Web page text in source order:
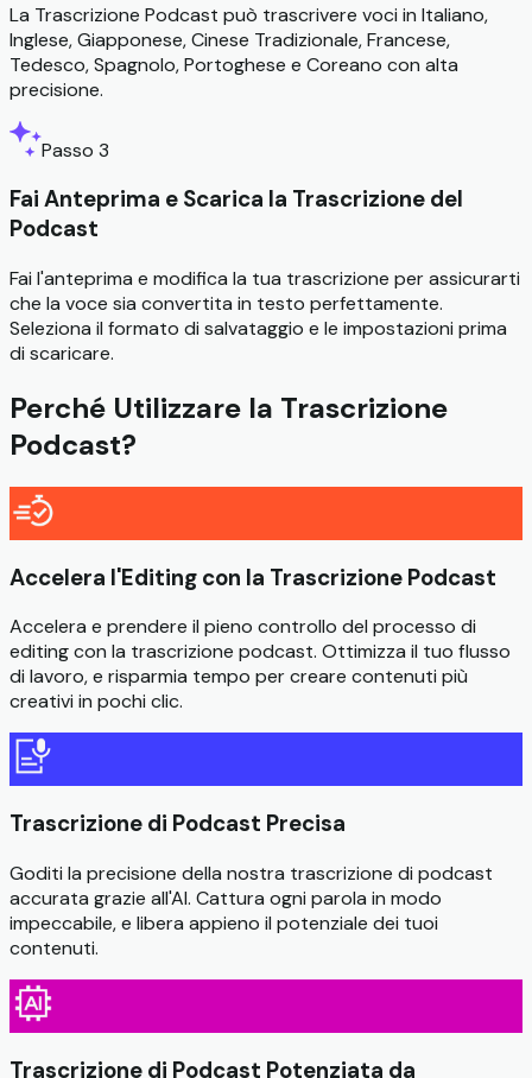
La Trascrizione Podcast può trascrivere voci in Italiano,
Inglese, Giapponese, Cinese Tradizionale, Francese,
Tedesco, Spagnolo, Portoghese e Coreano con alta
precisione.
Passo 3
Fai Anteprima e Scarica la Trascrizione del
Podcast
Fai l'anteprima e modifica la tua trascrizione per assicurarti
che la voce sia convertita in testo perfettamente.
Seleziona il formato di salvataggio e le impostazioni prima
di scaricare.
Perché Utilizzare la Trascrizione
Podcast?
Accelera l'Editing con la Trascrizione Podcast
Accelera e prendere il pieno controllo del processo di
editing con la trascrizione podcast. Ottimizza il tuo flusso
di lavoro, e risparmia tempo per creare contenuti più
creativi in pochi clic.
Trascrizione di Podcast Precisa
Goditi la precisione della nostra trascrizione di podcast
accurata grazie all'AI. Cattura ogni parola in modo
impeccabile, e libera appieno il potenziale dei tuoi
contenuti.
Trascrizione di Podcast Potenziata da